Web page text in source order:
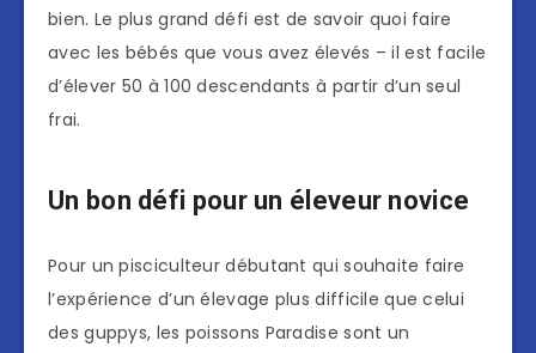
bien. Le plus grand défi est de savoir quoi faire
avec les bébés que vous avez élevés – il est facile
d’élever 50 à 100 descendants à partir d’un seul
frai.
Un bon défi pour un éleveur novice
Pour un pisciculteur débutant qui souhaite faire
l’expérience d’un élevage plus difficile que celui
des guppys, les poissons Paradise sont un